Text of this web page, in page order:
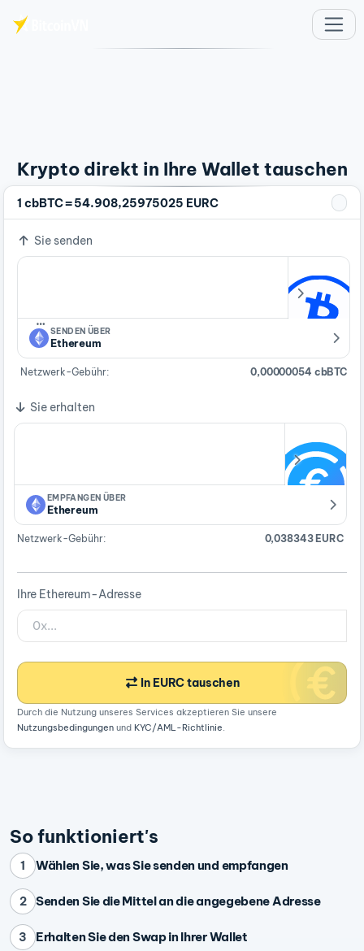
Krypto direkt in Ihre Wallet tauschen
1 cbBTC=54.908,25975025 EURC
Sie senden
…
SENDEN ÜBER
Ethereum
Netzwerk-Gebühr: 0,00000054 cbBTC
Sie erhalten
EMPFANGEN ÜBER
Ethereum
Netzwerk-Gebühr: 0,038343 EURC
Ihre Ethereum-Adresse
In EURC tauschen
Durch die Nutzung unseres Services akzeptieren Sie unsere
Nutzungsbedingungen und KYC/AML-Richtlinie.
So funktioniert's
1 Wählen Sie, was Sie senden und empfangen
2 Senden Sie die Mittel an die angegebene Adresse
3 Erhalten Sie den Swap in Ihrer Wallet